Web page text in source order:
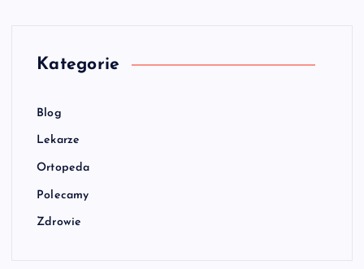
Kategorie
Blog
Lekarze
Ortopeda
Polecamy
Zdrowie